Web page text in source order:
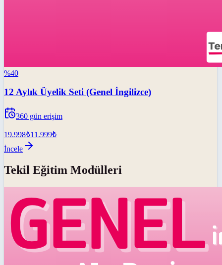
%40
12 Aylık Üyelik Seti (Genel İngilizce)
360 gün erişim
19.998₺11.999₺
İncele
Tekil Eğitim Modülleri